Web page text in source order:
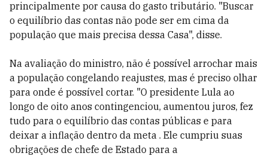
principalmente por causa do gasto tributário. "Buscar
o equilíbrio das contas não pode ser em cima da
população que mais precisa dessa Casa", disse.
Na avaliação do ministro, não é possível arrochar mais
a população congelando reajustes, mas é preciso olhar
para onde é possível cortar. "O presidente Lula ao
longo de oito anos contingenciou, aumentou juros, fez
tudo para o equilíbrio das contas públicas e para
deixar a inflação dentro da meta . Ele cumpriu suas
obrigações de chefe de Estado para a